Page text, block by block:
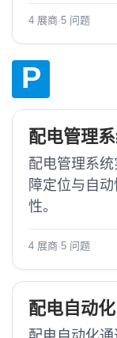
4 展商·5 问题
P
配电管理系
配电管理系
障定位与自
性。
4 展商·5 问题
配电自动化